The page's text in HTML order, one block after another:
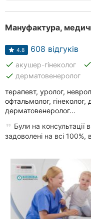
Одеса
Кропивницький
Харків
Запоріжжя
Дніпро
Львів
Кривий
Ріг
Миколаїв
Херсон
Мануфактура,
4.8 608 відгуків
done акушер-гінеколог done
done дерматовенеролог
терапевт, уролог,
офтальмолог,
дерматовенеролог...
Були на
задоволені на всі 100%,